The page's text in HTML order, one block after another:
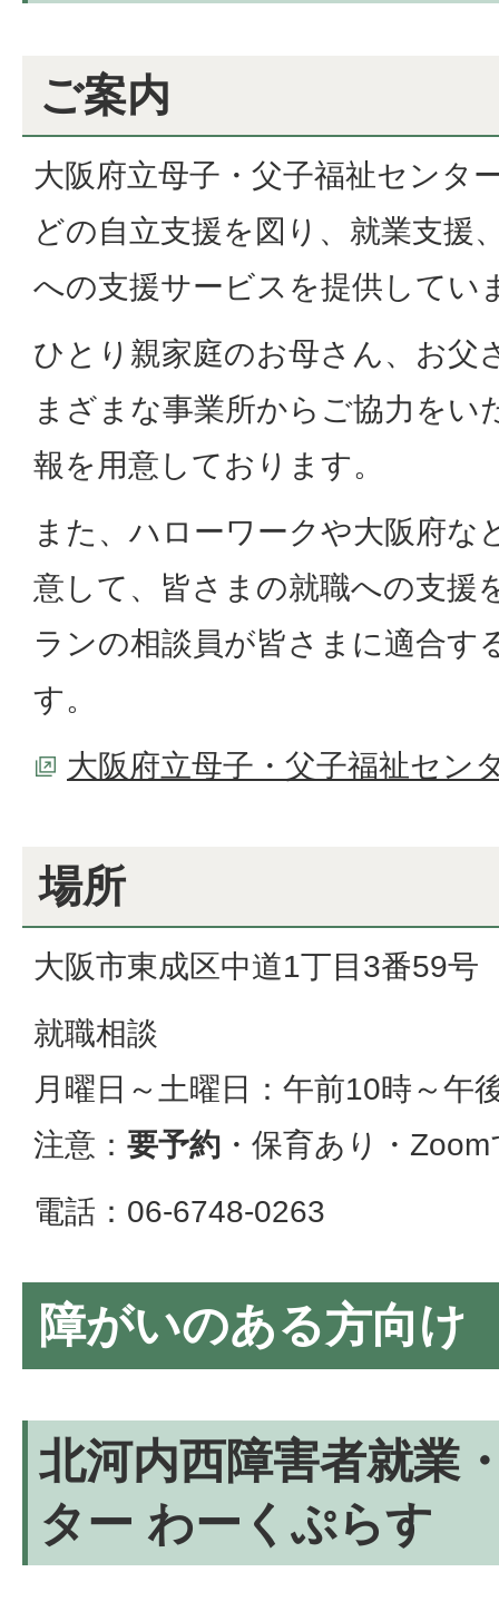
ご案内
大阪府立母子・父子福祉センタ
どの自立支援を図り、就業支援
への支援サービスを提供してい
ひとり親家庭のお母さん、お父
まざまな事業所からご協力をい
報を用意しております。
また、ハローワークや大阪府な
意して、皆さまの就職への支援
ランの相談員が皆さまに適合す
す。
大阪府立母子・父子福祉セン
場所
大阪市東成区中道1丁目3番59号
就職相談
月曜日～土曜日：午前10時～午
注意： 要予約 ・保育あり・
電話：06-6748-0263
障がいのある方向け
北河内西障害者就業
ター わーくぷらす